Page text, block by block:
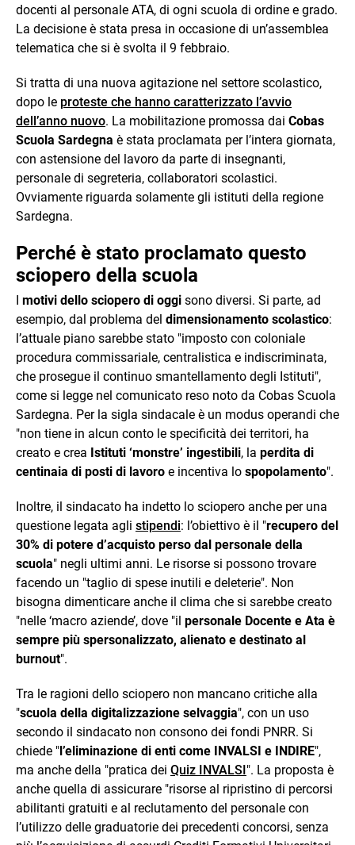
docenti al personale ATA, di ogni scuola di ordine e grado.
La decisione è stata presa in occasione di un’assemblea
telematica che si è svolta il 9 febbraio.
Si tratta di una nuova agitazione nel settore scolastico,
dopo le proteste che hanno caratterizzato l’avvio
dell’anno nuovo. La mobilitazione promossa dai Cobas
Scuola Sardegna è stata proclamata per l’intera giornata,
con astensione del lavoro da parte di insegnanti,
personale di segreteria, collaboratori scolastici.
Ovviamente riguarda solamente gli istituti della regione
Sardegna.
Perché è stato proclamato questo
sciopero della scuola
I motivi dello sciopero di oggi sono diversi. Si parte, ad
esempio, dal problema del dimensionamento scolastico:
l’attuale piano sarebbe stato "imposto con coloniale
procedura commissariale, centralistica e indiscriminata,
che prosegue il continuo smantellamento degli Istituti",
come si legge nel comunicato reso noto da Cobas Scuola
Sardegna. Per la sigla sindacale è un modus operandi che
"non tiene in alcun conto le specificità dei territori, ha
creato e crea Istituti ‘monstre’ ingestibili, la perdita di
centinaia di posti di lavoro e incentiva lo spopolamento".
Inoltre, il sindacato ha indetto lo sciopero anche per una
questione legata agli stipendi: l’obiettivo è il "recupero del
30% di potere d’acquisto perso dal personale della
scuola" negli ultimi anni. Le risorse si possono trovare
facendo un "taglio di spese inutili e deleterie". Non
bisogna dimenticare anche il clima che si sarebbe creato
"nelle ‘macro aziende’, dove "il personale Docente e Ata è
sempre più spersonalizzato, alienato e destinato al
burnout".
Tra le ragioni dello sciopero non mancano critiche alla
"scuola della digitalizzazione selvaggia", con un uso
secondo il sindacato non consono dei fondi PNRR. Si
chiede "l’eliminazione di enti come INVALSI e INDIRE",
ma anche della "pratica dei Quiz INVALSI". La proposta è
anche quella di assicurare "risorse al ripristino di percorsi
abilitanti gratuiti e al reclutamento del personale con
l’utilizzo delle graduatorie dei precedenti concorsi, senza